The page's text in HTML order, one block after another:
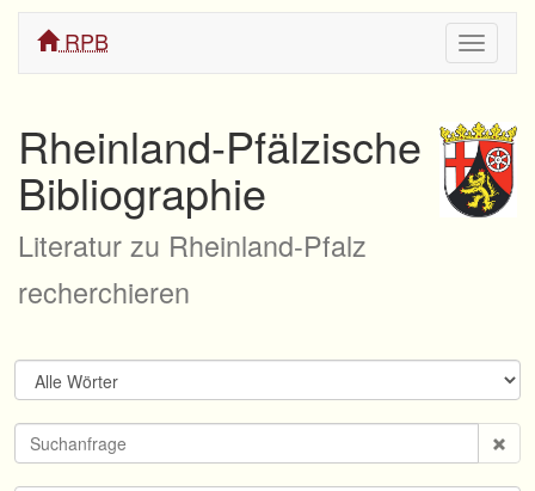
ein/
RPB
Rheinland-Pfälzische
Bibliographie
Literatur zu Rheinland-Pfalz
recherchieren